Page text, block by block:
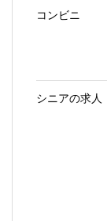
コンビニ
シニアの求人